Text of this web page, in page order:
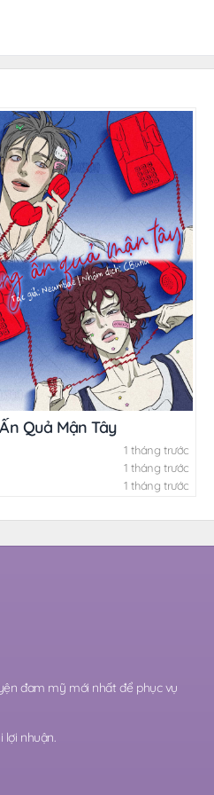
Quả Mận Tây
1 tháng trước
1 tháng trước
1 tháng trước
đam mỹ mới nhất để phục vụ
lợi nhuận.